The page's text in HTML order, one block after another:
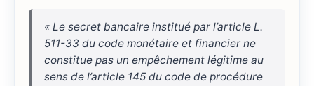
« Le secret bancaire institué par l’article L.
511-33 du code monétaire et financier ne
constitue pas un empêchement légitime au
sens de l’article 145 du code de procédure